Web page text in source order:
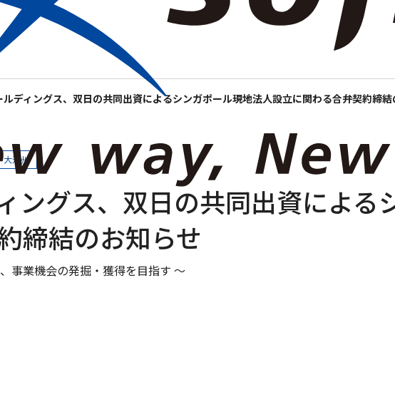
are ニュースルーム サステナビリティ
ルディングス、双日の共同出資によるシンガポール現地法人設立に関わる合弁契約締
大洋州
ングス、双日の共同出資による
締結のお知らせ
事業機会の発掘・獲得を目指す ～